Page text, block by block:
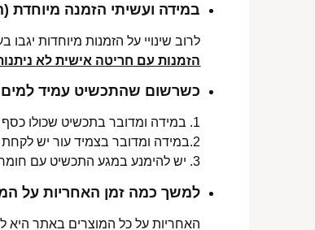
במידה ועשיתי הזמנה מיוחדת
לרוב שינויי על הזמנות מיוחדות יגבו בעלות נוספת,
הזמנות עם חריטה אישית לא
כשרשום שהתכשיט עמיד
1. במידה ומדובר בתכשיט שכולו כסף אמיתי או סטיינלס סטיל ללא ציפוי, התכשיט עמיד למים לטווח ארוך ביותר מעל שנה !
2.במידה ומדובר בצמיד עור יש לקחת בחשבון שהעמידות למים היא עבור זמן סביר של שימוש בתכשיט (בין חצי שנה לשנה) וציפוי בסופו של דבר עלול לרדת .
3. יש להימנע במגע התכשיט עם חומר כימי / מי גופרית !.
למשך כמה זמן האחריות על
האחריות על כל המוצרים באתר היא